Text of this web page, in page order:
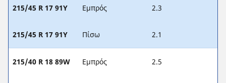
215/45 R 17 91Y Εμπρός 2.3
215/45 R 17 91Y Πίσω 2.1
215/40 R 18 89W Εμπρός 2.5